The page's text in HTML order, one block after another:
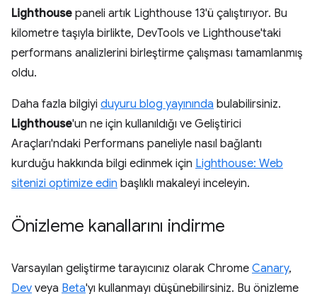
Lighthouse paneli artık Lighthouse 13'ü çalıştırıyor. Bu
kilometre taşıyla birlikte, DevTools ve Lighthouse'taki
performans analizlerini birleştirme çalışması tamamlanmış
oldu.
Daha fazla bilgiyi duyuru blog yayınında bulabilirsiniz.
Lighthouse'un ne için kullanıldığı ve Geliştirici
Araçları'ndaki Performans paneliyle nasıl bağlantı
kurduğu hakkında bilgi edinmek için Lighthouse: Web
sitenizi optimize edin başlıklı makaleyi inceleyin.
Önizleme kanallarını indirme
Varsayılan geliştirme tarayıcınız olarak Chrome Canary,
Dev veya Beta'yı kullanmayı düşünebilirsiniz. Bu önizleme